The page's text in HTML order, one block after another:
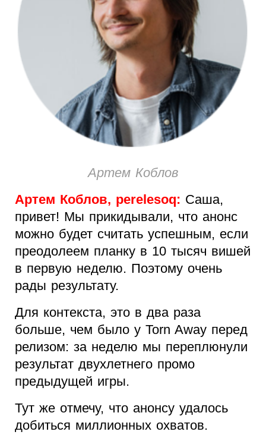
Артем Коблов
Артем Коблов, perelesoq: Саша,
привет! Мы прикидывали, что анонс
можно будет считать успешным, если
преодолеем планку в 10 тысяч вишей
в первую неделю. Поэтому очень
рады результату.
Для контекста, это в два раза
больше, чем было у Torn Away перед
релизом: за неделю мы переплюнули
результат двухлетнего промо
предыдущей игры.
Тут же отмечу, что анонсу удалось
добиться миллионных охватов.